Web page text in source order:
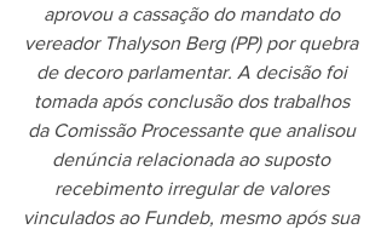
aprovou a cassação do mandato do
vereador Thalyson Berg (PP) por quebra
de decoro parlamentar. A decisão foi
tomada após conclusão dos trabalhos
da Comissão Processante que analisou
denúncia relacionada ao suposto
recebimento irregular de valores
vinculados ao Fundeb, mesmo após sua